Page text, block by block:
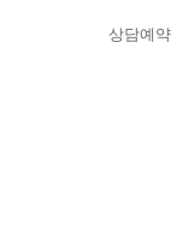
상담예약